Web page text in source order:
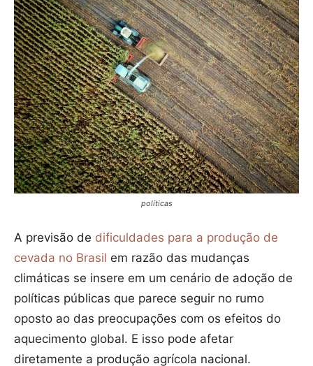
políticas
A previsão de dificuldades para a produção de
cevada no Brasil em razão das mudanças
climáticas se insere em um cenário de adoção de
políticas públicas que parece seguir no rumo
oposto ao das preocupações com os efeitos do
aquecimento global. E isso pode afetar
diretamente a produção agrícola nacional.